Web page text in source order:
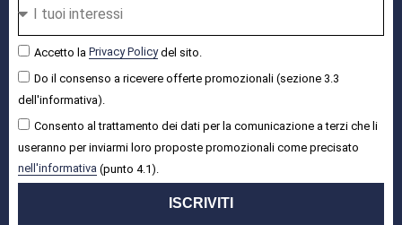
Accetto la Privacy Policydel sito.
Do il consenso a ricevere offerte promozionali (sezione 3.3
dell'informativa).
Consento al trattamento dei dati per la comunicazione a terzi che li
useranno per inviarmi loro proposte promozionali come precisato
nell'informativa (punto 4.1).
ISCRIVITI